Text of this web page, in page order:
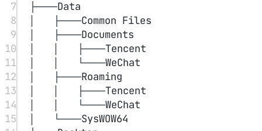
35
dir /b
%SystemRoot%\servicing
tainers*.mum >sandbox.txt
36
37
for /f %%i in ('findstr /i .
sandbox.txt 2^>nul'
/norestart /add-
package:
"%SystemRoot%\servicing\Pack
ages\%%i"
21
exit /B
22
23
:gotAdmin
24
if exist "%temp%\getadmin.vbs"
"%temp%\getadmin.vbs"
25
pushd "%CD%"
26
CD /D
"%~dp0"
27
28
echo Batch was successfully
7
├───Data
8
│   ├───Common Files
9
│   ├───Documents
10
│   │   ├───Tencent
11
│   │   └───WeChat
12
│   ├───Roaming
13
│   │   ├───Tencent
14
│   │   └───WeChat
15
│   └───SysWOW64